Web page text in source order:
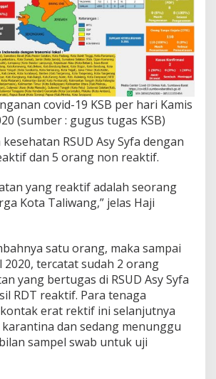
t
a
R
e
a
k
t
i
f
covid-19 KSB per hari Kamis
(sumber : gugus tugas KSB)
RSUD Asy Syfa dengan
dan 5 orang non reaktif.
yang reaktif adalah seorang
Kota Taliwang,” jelas Haji
satu orang, maka sampai
2020, tercatat sudah 2 orang
yang bertugas di RSUD Asy Syfa
RDT reaktif. Para tenaga
erat rektif ini selanjutnya
dan sedang menunggu
sampel swab untuk uji